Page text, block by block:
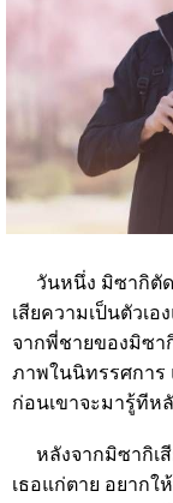
วันหนึ่ง มิซากิตั
เสียความเป็นตัวเอ
จากพี่ชายของมิซา
ภาพในนิทรรศการ
ก่อนเขาจะมารู้ทีห
หลังจากมิซากิเสี
เธอแก่ตาย อยากใ